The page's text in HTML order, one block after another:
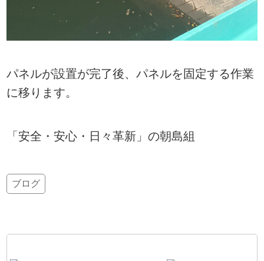
パネルが設置が完了後、パネルを固定する作業
に移ります。
「安全・安心・日々革新」の朝島組
ブログ